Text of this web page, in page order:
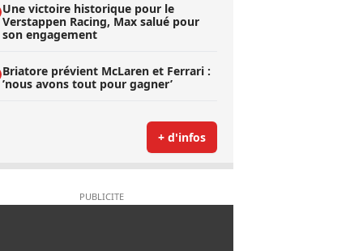
Une victoire historique pour le
Verstappen Racing, Max salué pour
son engagement
Briatore prévient McLaren et Ferrari :
’nous avons tout pour gagner’
+ d'infos